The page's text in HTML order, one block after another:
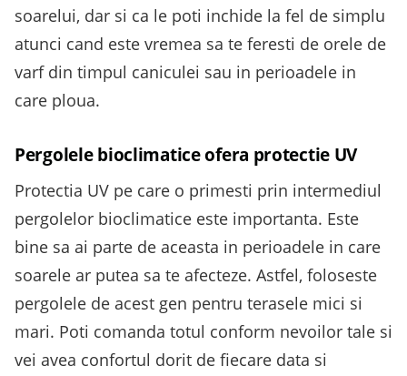
soarelui, dar si ca le poti inchide la fel de simplu
atunci cand este vremea sa te feresti de orele de
varf din timpul caniculei sau in perioadele in
care ploua.
Pergolele bioclimatice ofera protectie UV
Protectia UV pe care o primesti prin intermediul
pergolelor bioclimatice este importanta. Este
bine sa ai parte de aceasta in perioadele in care
soarele ar putea sa te afecteze. Astfel, foloseste
pergolele de acest gen pentru terasele mici si
mari. Poti comanda totul conform nevoilor tale si
vei avea confortul dorit de fiecare data si